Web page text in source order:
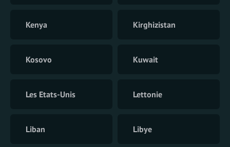
Kenya Kirghizistan
Kosovo Kuwait
Les Etats-Unis Lettonie
Liban Libye